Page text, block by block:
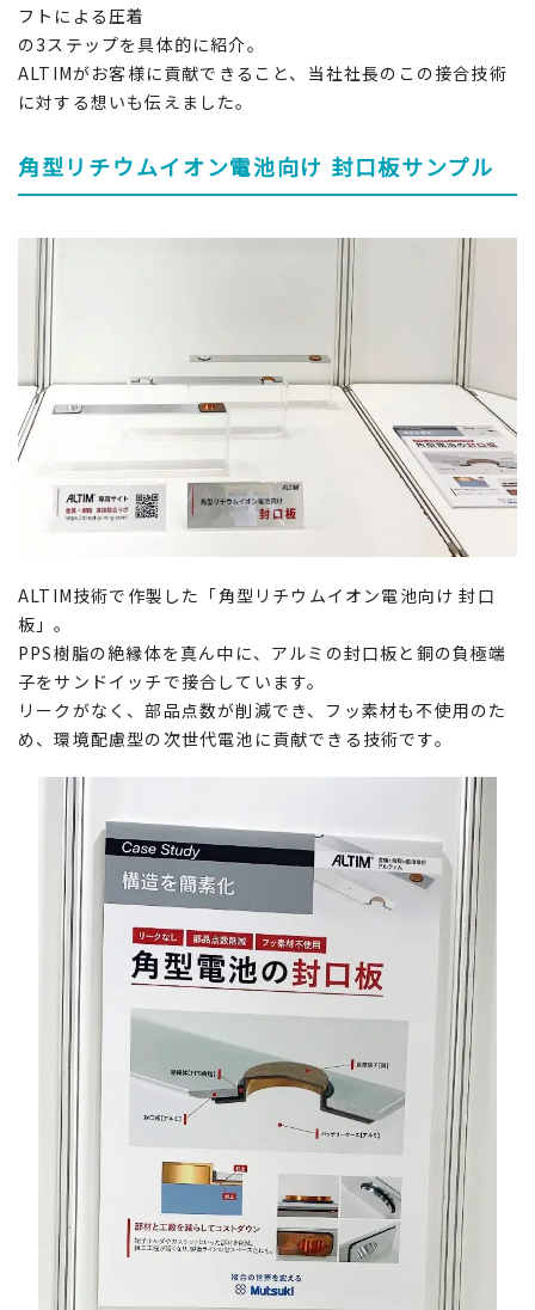
フトによる圧着
の3ステップを具体的に紹介。
ALTIMがお客様に貢献できること、当社社長のこの接合技術
に対する想いも伝えました。
角型リチウムイオン電池向け 封口板サンプル
ALTIM技術で作製した「角型リチウムイオン電池向け 封口
板」。
PPS樹脂の絶縁体を真ん中に、アルミの封口板と銅の負極端
子をサンドイッチで接合しています。
リークがなく、部品点数が削減でき、フッ素材も不使用のた
め、環境配慮型の次世代電池に貢献できる技術です。